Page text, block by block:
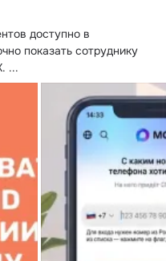
доступно в
показать сотруднику
...